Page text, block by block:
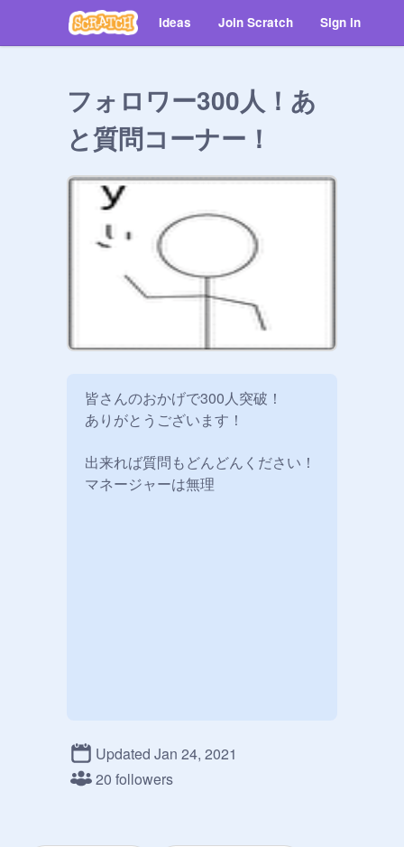
Ideas Join Scratch Sign in
フォロワー300人！あ
と質問コーナー！
皆さんのおかげで300人突破！
ありがとうございます！
出来れば質問もどんどんください！
マネージャーは無理
Updated Jan 24, 2021
20 followers